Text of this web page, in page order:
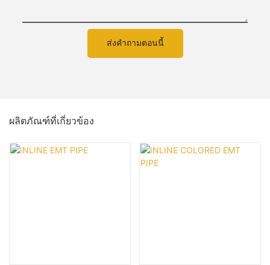
ส่งคำถามตอนนี้
ผลิตภัณฑ์ที่เกี่ยวข้อง